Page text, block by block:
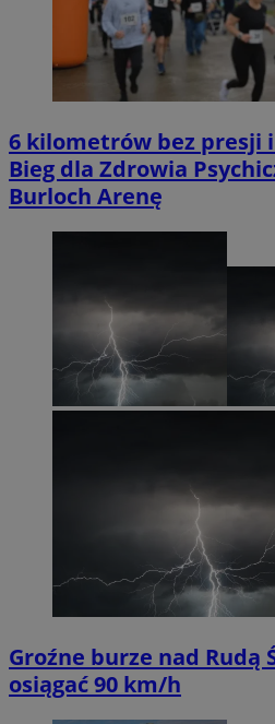
6 kilometrów bez presji
Bieg dla Zdrowia
Burloch Arenę
Groźne burze nad Rudą
osiągać 90 km/h